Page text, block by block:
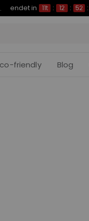
190 € Rabatt endet in 11t : 12 : 52 :
friendly Blog